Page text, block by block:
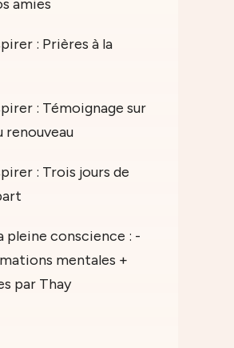
amies
: Prières à la
: Témoignage sur
renouveau
: Trois jours de
pleine conscience : -
mentales +
par Thay